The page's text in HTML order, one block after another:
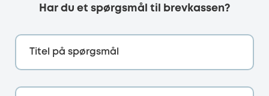
Har du et spørgsmål til brevkassen?
Titel på spørgsmål